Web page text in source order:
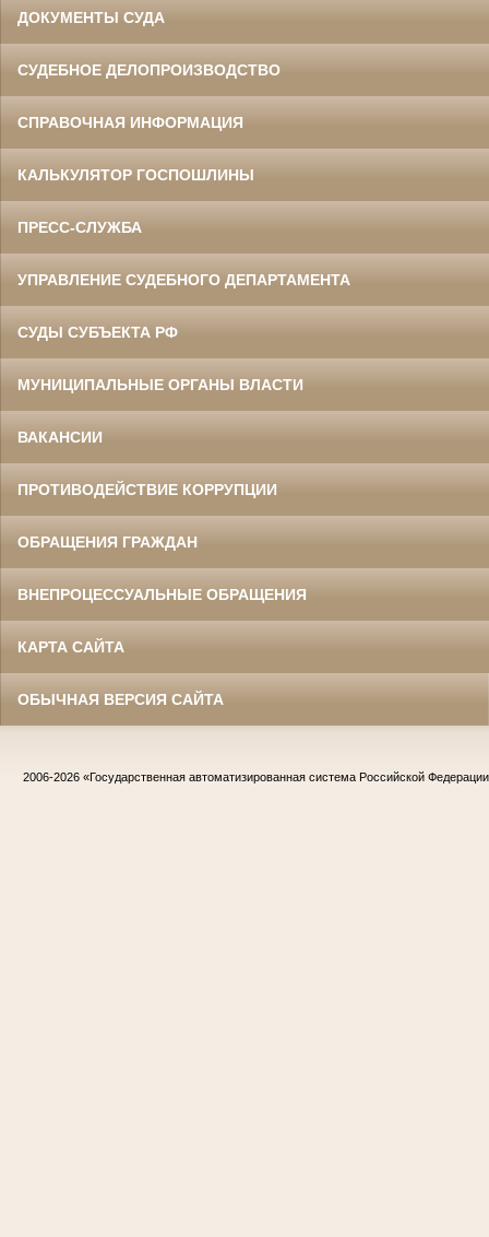
ДОКУМЕНТЫ СУДА
СУДЕБНОЕ ДЕЛОПРОИЗВОДСТВО
СПРАВОЧНАЯ ИНФОРМАЦИЯ
КАЛЬКУЛЯТОР ГОСПОШЛИНЫ
ПРЕСС-СЛУЖБА
УПРАВЛЕНИЕ СУДЕБНОГО ДЕПАРТАМЕНТА
СУДЫ СУБЪЕКТА РФ
МУНИЦИПАЛЬНЫЕ ОРГАНЫ ВЛАСТИ
ВАКАНСИИ
ПРОТИВОДЕЙСТВИЕ КОРРУПЦИИ
ОБРАЩЕНИЯ ГРАЖДАН
ВНЕПРОЦЕССУАЛЬНЫЕ ОБРАЩЕНИЯ
КАРТА САЙТА
ОБЫЧНАЯ ВЕРСИЯ САЙТА
2006-2026 «Государственная автоматизированная система Российской